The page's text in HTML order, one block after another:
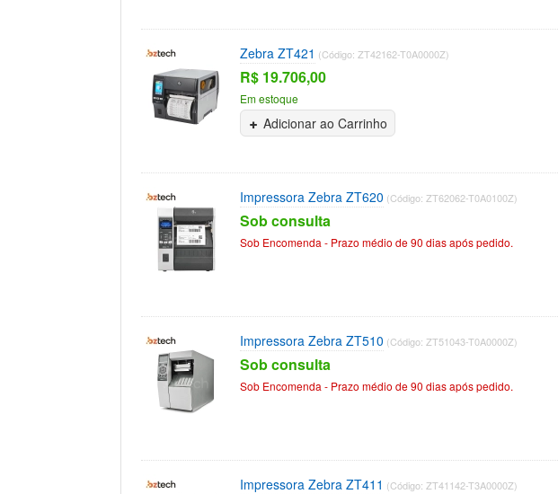
Zebra ZT421 (Código: ZT42162-T0A0000Z)
R$ 19.706,00
Em estoque
Adicionar ao Carrinho
Impressora Zebra ZT620 (Código: ZT62062-T0A0100Z)
Sob consulta
Sob Encomenda - Prazo médio de 90 dias após pedido.
Impressora Zebra ZT510 (Código: ZT51043-T0A0000Z)
Sob consulta
Sob Encomenda - Prazo médio de 90 dias após pedido.
Impressora Zebra ZT411 (Código: ZT41142-T3A0000Z)